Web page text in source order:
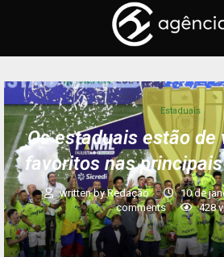
Estaduais
Os estaduais estão de
favoritos nas
written byRedação 10 de
comments
428